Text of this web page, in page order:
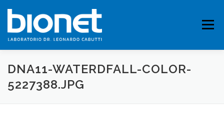
contenido
Menú
QUIENES SOMOS PRESTACIONES
DNA11-WATERDFALL-COLOR-
5227388.JPG